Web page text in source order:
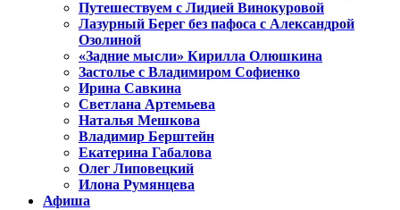
Путешествуем с Лидией Винокуровой
Лазурный Берег без пафоса с Александрой
Озолиной
«Задние мысли» Кирилла Олюшкина
Застолье с Владимиром Софиенко
Ирина Савкина
Светлана Артемьева
Наталья Мешкова
Владимир Берштейн
Екатерина Габалова
Олег Липовецкий
Илона Румянцева
Афиша